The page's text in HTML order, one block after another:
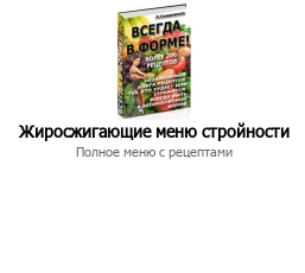
Жиросжигающие меню стройности
Полное меню с рецептами